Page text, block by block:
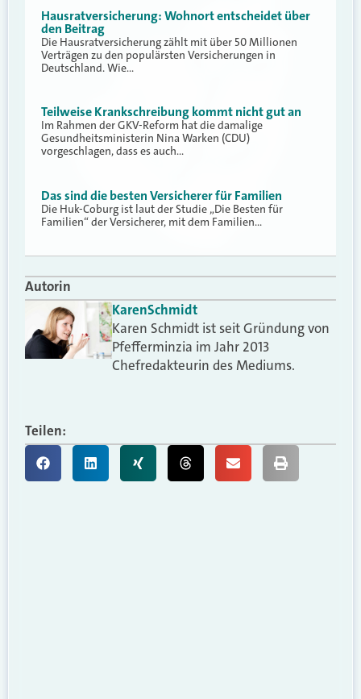
Hausratversicherung: Wohnort entscheidet über
den Beitrag
Die Hausratversicherung zählt mit über 50 Millionen
Verträgen zu den populärsten Versicherungen in
Deutschland. Wie…
Teilweise Krankschreibung kommt nicht gut an
Im Rahmen der GKV-Reform hat die damalige
Gesundheitsministerin Nina Warken (CDU)
vorgeschlagen, dass es auch…
Das sind die besten Versicherer für Familien
Die Huk-Coburg ist laut der Studie „Die Besten für
Familien“ der Versicherer, mit dem Familien…
Autorin
KarenSchmidt
Karen Schmidt ist seit Gründung von
Pfefferminzia im Jahr 2013
Chefredakteurin des Mediums.
Teilen: